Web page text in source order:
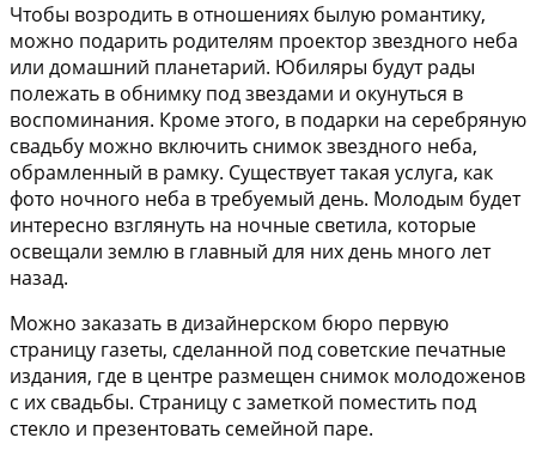
Чтобы возродить в отношениях былую романтику,
можно подарить родителям проектор звездного неба
или домашний планетарий. Юбиляры будут рады
полежать в обнимку под звездами и окунуться в
воспоминания. Кроме этого, в подарки на серебряную
свадьбу можно включить снимок звездного неба,
обрамленный в рамку. Существует такая услуга, как
фото ночного неба в требуемый день. Молодым будет
интересно взглянуть на ночные светила, которые
освещали землю в главный для них день много лет
назад.
Можно заказать в дизайнерском бюро первую
страницу газеты, сделанной под советские печатные
издания, где в центре размещен снимок молодоженов
с их свадьбы. Страницу с заметкой поместить под
стекло и презентовать семейной паре.